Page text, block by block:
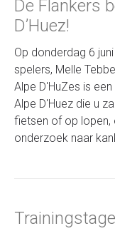
De Flankers
D’Huez!
Op donderdag 6
spelers, Melle
Alpe D'HuZes is
Alpe D'Huez die u
fietsen of op lopen,
onderzoek naar